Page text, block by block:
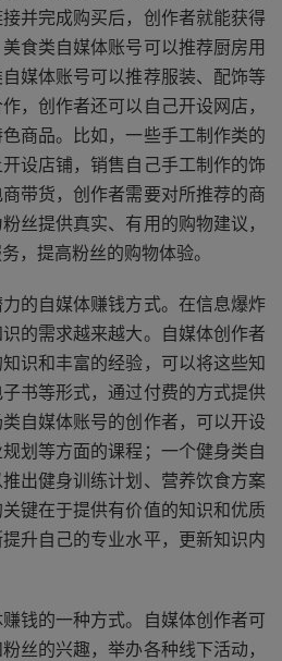
并完成购买后，创作者就能获得
食类自媒体账号可以推荐厨房用
媒体账号可以推荐服装、配饰等
，创作者还可以自己开设网店，
商品。比如，一些手工制作类的
设店铺，销售自己手工制作的饰
带货，创作者需要对所推荐的商
丝提供真实、有用的购物建议，
，提高粉丝的购物体验。
的自媒体赚钱方式。在信息爆炸
的需求越来越大。自媒体创作者
识和丰富的经验，可以将这些知
书等形式，通过付费的方式提供
自媒体账号的创作者，可以开设
划等方面的课程；一个健身类自
出健身训练计划、营养饮食方案
键在于提供有价值的知识和优质
升自己的专业水平，更新知识内
钱的一种方式。自媒体创作者可
丝的兴趣，举办各种线下活动，